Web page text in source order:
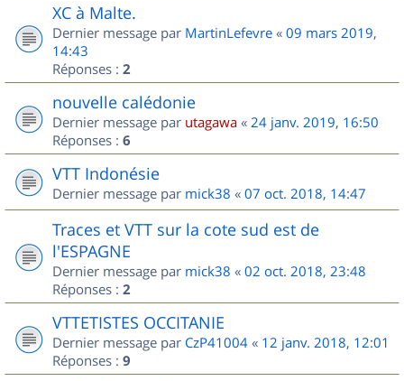
XC à Malte.
Dernier message par MartinLefevre « 09 mars 2019,
14:43
Réponses : 2
nouvelle calédonie
Dernier message par utagawa « 24 janv. 2019, 16:50
Réponses : 6
VTT Indonésie
Dernier message par mick38 « 07 oct. 2018, 14:47
Traces et VTT sur la cote sud est de
l'ESPAGNE
Dernier message par mick38 « 02 oct. 2018, 23:48
Réponses : 2
VTTETISTES OCCITANIE
Dernier message par CzP41004 « 12 janv. 2018, 12:01
Réponses : 9